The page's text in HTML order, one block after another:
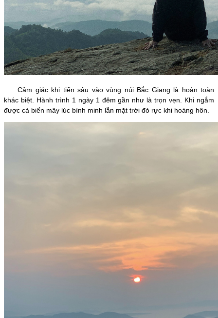
Cảm giác khi tiến sâu vào vùng núi Bắc Giang là hoàn toàn
khác biệt. Hành trình 1 ngày 1 đêm gần như là trọn vẹn. Khi ngắm
được cả biển mây lúc bình minh lẫn mặt trời đỏ rực khi hoàng hôn.